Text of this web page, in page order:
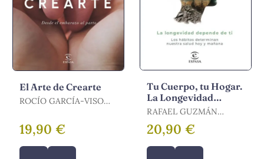
El Arte de Crearte
ROCÍO GARCÍA-VISO
19,90 €
Tu Cuerpo, tu Hogar.
La Longevidad
Depende de Ti
RAFAEL GUZMÁN
GARCÍA / GUZMÁN,
RAFAEL
20,90 €